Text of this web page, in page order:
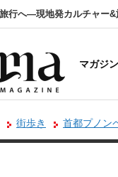
行へ―現地発カルチャー&
マガジン
街歩き 首都プノン